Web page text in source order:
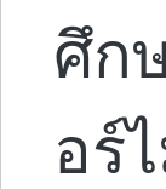
ศึก
อร์